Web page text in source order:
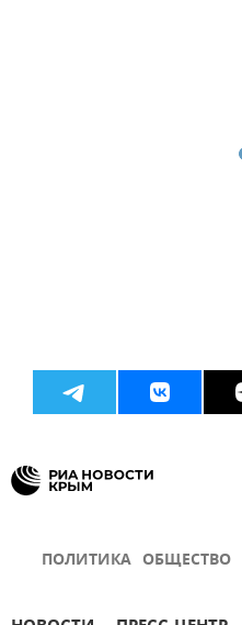
ПОЛИТИКА ОБЩЕСТВО